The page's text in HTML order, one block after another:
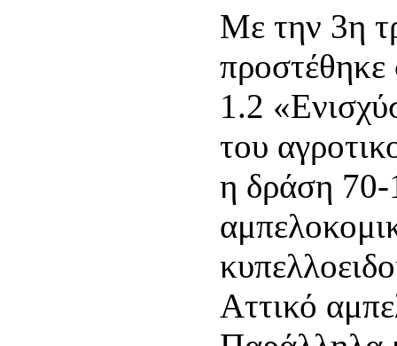
Mε την 3η
1.2
του
η δράση
Αττικό